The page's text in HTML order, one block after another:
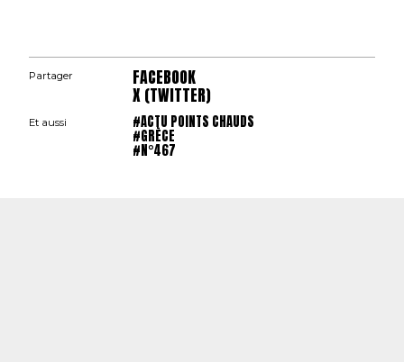
Partager FACEBOOK
X (TWITTER)
Et aussi #ACTU POINTS CHAUDS
#GRÈCE
#N°467